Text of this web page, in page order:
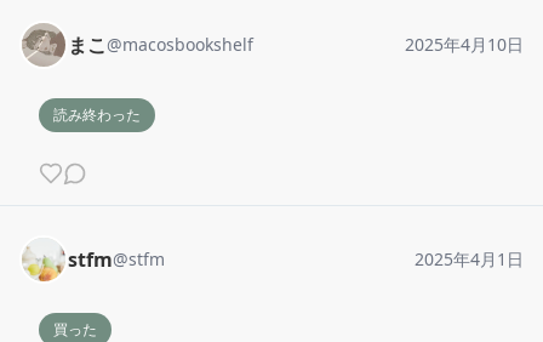
まこ@macosbookshelf 2025年4月10日
読み終わった
stfm@stfm 2025年4月1日
買った